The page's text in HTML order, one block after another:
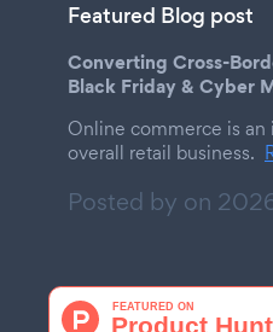
Featured Blog post
Converting Cross-
Black Friday & Cyber
Online commerce is
overall retail business.
Posted by on